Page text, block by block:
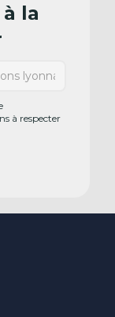
la
à respecter